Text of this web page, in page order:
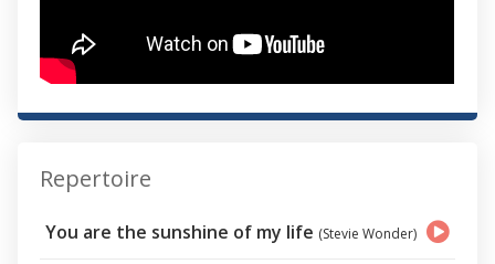
Repertoire
You are the sunshine of my life (Stevie Wonder)